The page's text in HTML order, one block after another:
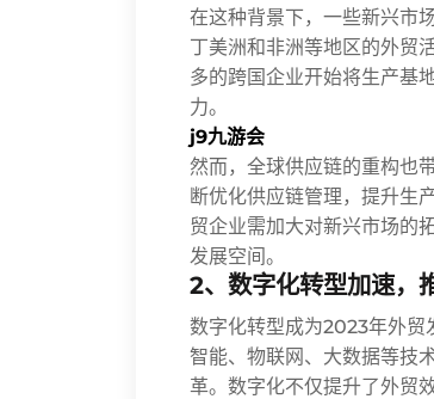
在这种背景下，一些新兴市
丁美洲和非洲等地区的外贸
多的跨国企业开始将生产基
力。
j9九游会
然而，全球供应链的重构也
断优化供应链管理，提升生
贸企业需加大对新兴市场的
发展空间。
2、数字化转型加速，
数字化转型成为2023年外贸
智能、物联网、大数据等技
革。数字化不仅提升了外贸